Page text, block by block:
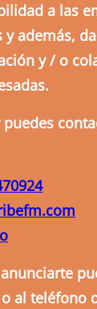
a las
además,
y / o
al teléfono